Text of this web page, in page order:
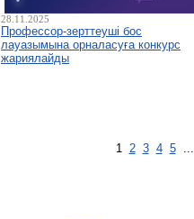
28.11.2025
Профессор-зерттеуші бос
лауазымына орналасуға конкурс
жариялайды
1 2 3 4 5